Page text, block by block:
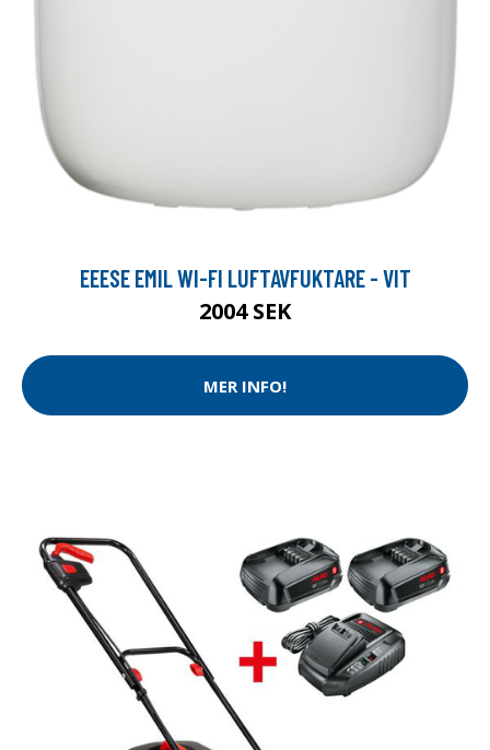
EEESE EMIL WI-FI LUFTAVFUKTARE - VIT
2004 SEK
MER INFO!